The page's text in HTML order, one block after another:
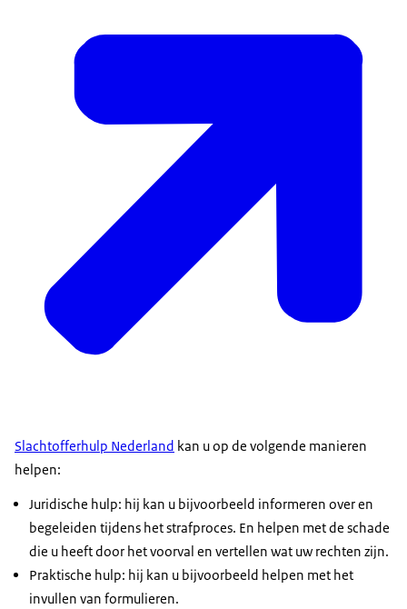
Slachtofferhulp Nederland kan u op de volgende manieren
helpen:
Juridische hulp: hij kan u bijvoorbeeld informeren over en
begeleiden tijdens het strafproces. En helpen met de schade
die u heeft door het voorval en vertellen wat uw rechten zijn.
Praktische hulp: hij kan u bijvoorbeeld helpen met het
invullen van formulieren.